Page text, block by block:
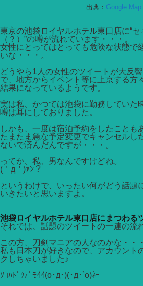
出典： Google Map
東京の池袋ロイヤルホテル東口店に“
（？）”の噂が流れています・・・。
女性にとってはとっても危険な状態で
いな・・・。
どうやら1人の女性のツイートが大反
で、地方からイベント等に上京する方
結果になっているようです。
実は私、かつては池袋に勤務していた
噂は耳にしておりました。
しかも、一度は宿泊予約をしたことも
たまたま急な予定変更でキャンセルし
ないで済んだんですが・・・。
ってか、私、男なんですけどね。
(＇д＇)ｧﾝ？
というわけで、いったい何がどう話題
いきたいと思いますよ。
池袋ロイヤルホテル東口店にまつわる
それでは、話題のツイートの一連の流
この方、刀剣マニアの人なのかな・・
私も日本刀が好きなので、アカウント
クしちゃいました♪
ｿｺﾊﾄﾞｳﾃﾞﾓｲｲ(ο･д･)(･д･`ο)ﾈｰ